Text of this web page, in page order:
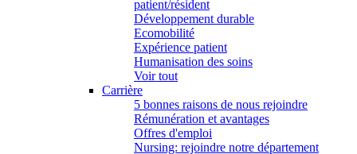
patient/résident
Développement durable
Ecomobilité
Expérience patient
Humanisation des soins
Voir tout
Carrière
5 bonnes raisons de nous rejoindre
Rémunération et avantages
Offres d'emploi
Nursing: rejoindre notre département